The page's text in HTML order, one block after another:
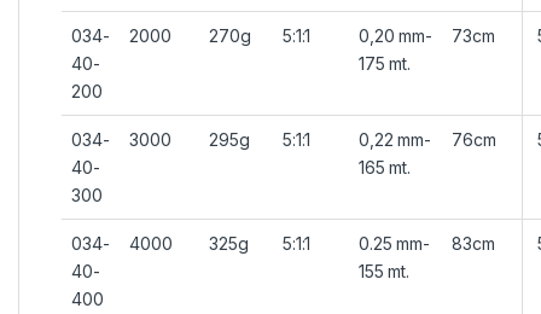
034-
40-
200
2000 270g 5:1:1
0,20 mm-
175 mt.
73cm
034-
40-
300
3000 295g 5:1:1
0,22 mm-
165 mt.
76cm
034-
40-
400
4000 325g 5:1:1
0.25 mm-
155 mt.
83cm